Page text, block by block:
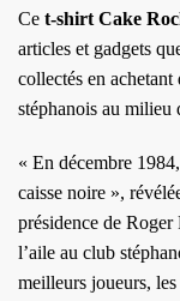
Ce t-shirt Cake
articles et gadgets
collectés en achetant
stéphanois au milieu
« En décembre
caisse noire »,
présidence de Roger
l’aile au club
meilleurs joueurs,